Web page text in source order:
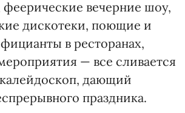
феерические вечерние шоу,
дискотеки, поющие и
в ресторанах,
— все сливается
дающий
праздника.